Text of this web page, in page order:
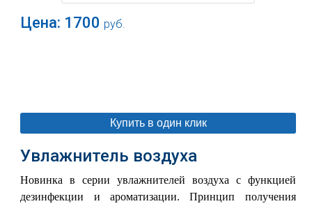
Цена: 1700 руб.
Купить в один клик
Увлажнитель воздуха
Новинка в серии увлажнителей воздуха с функцией
дезинфекции и ароматизации. Принцип получения